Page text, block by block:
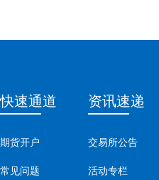
快速通道
期货开户
常见问题
资讯速递
交易所公告
活动专栏